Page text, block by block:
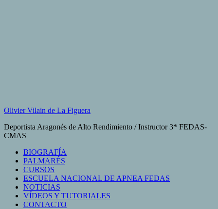
Olivier Vilain de La Figuera
Deportista Aragonés de Alto Rendimiento / Instructor 3* FEDAS-
CMAS
BIOGRAFÍA
PALMARÉS
CURSOS
ESCUELA NACIONAL DE APNEA FEDAS
NOTICIAS
VÍDEOS Y TUTORIALES
CONTACTO